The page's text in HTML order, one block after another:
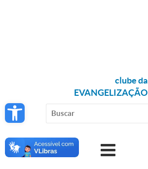
Open toolbar
clube da
EVANGELIZAÇÃO